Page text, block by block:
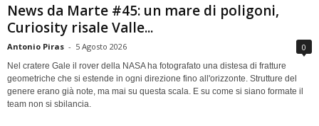
News da Marte #45: un mare di poligoni,
Curiosity risale Valle...
Antonio Piras - 5 Agosto 2026 0
Nel cratere Gale il rover della NASA ha fotografato una distesa di fratture
geometriche che si estende in ogni direzione fino all'orizzonte. Strutture del
genere erano già note, ma mai su questa scala. E su come si siano formate il
team non si sbilancia.